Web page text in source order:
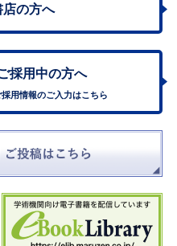
店の方へ
採用中の方へ
用情報のご入力はこちら